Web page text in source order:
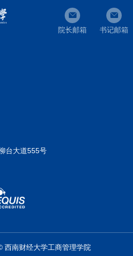
院长邮箱 书记邮箱
台大道555号
西南财经大学工商管理学院